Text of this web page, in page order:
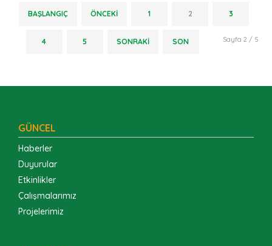
BAŞLANGIÇ ÖNCEKI 1 2 3
4 5 SONRAKI SON Sayfa 2 / 5
GÜNCEL
Haberler
Duyurular
Etkinlikler
Çalışmalarımız
Projelerimiz